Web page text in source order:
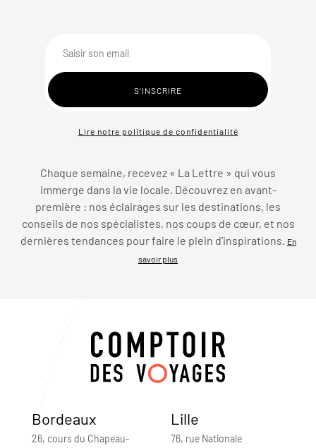
Lire notre politique de confidentialité
Chaque semaine, recevez « La Lettre » qui vous
immerge dans la vie locale. Découvrez en avant-
première : nos éclairages sur les destinations, les
conseils de nos spécialistes, nos coups de cœur, et nos
dernières tendances pour faire le plein d’inspirations. En
savoir plus
Bordeaux
26, cours du Chapeau-
Lille
76, rue Nationale